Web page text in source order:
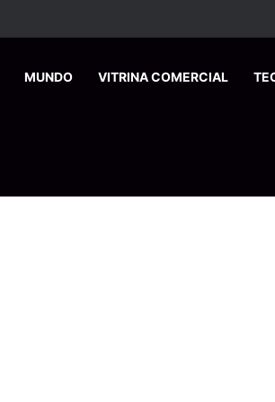
MUNDO VITRINA COMERCIAL